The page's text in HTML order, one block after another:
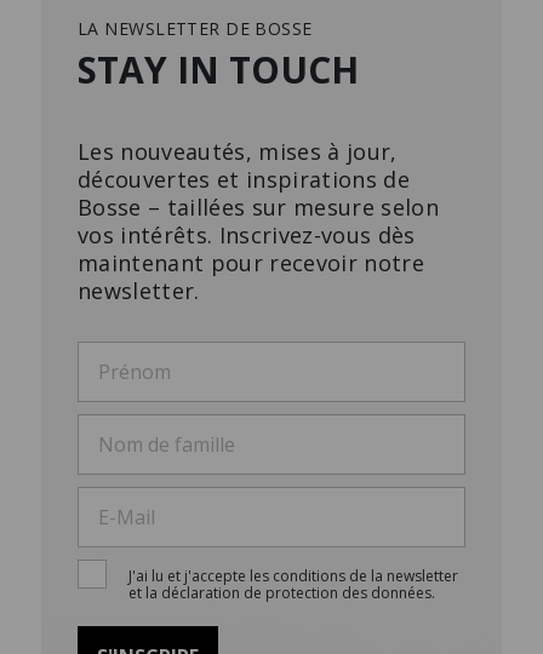
LA NEWSLETTER DE BOSSE
STAY IN TOUCH
Les nouveautés, mises à jour,
découvertes et inspirations de
Bosse – taillées sur mesure selon
vos intérêts. Inscrivez-vous dès
maintenant pour recevoir notre
newsletter.
J'ai lu et j'accepte les conditions de la newsletter
et la déclaration de protection des données.